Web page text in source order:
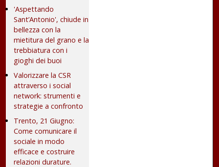
'Aspettando
Sant’Antonio', chiude in
bellezza con la
mietitura del grano e la
trebbiatura con i
gioghi dei buoi
Valorizzare la CSR
attraverso i social
network: strumenti e
strategie a confronto
Trento, 21 Giugno:
Come comunicare il
sociale in modo
efficace e costruire
relazioni durature.